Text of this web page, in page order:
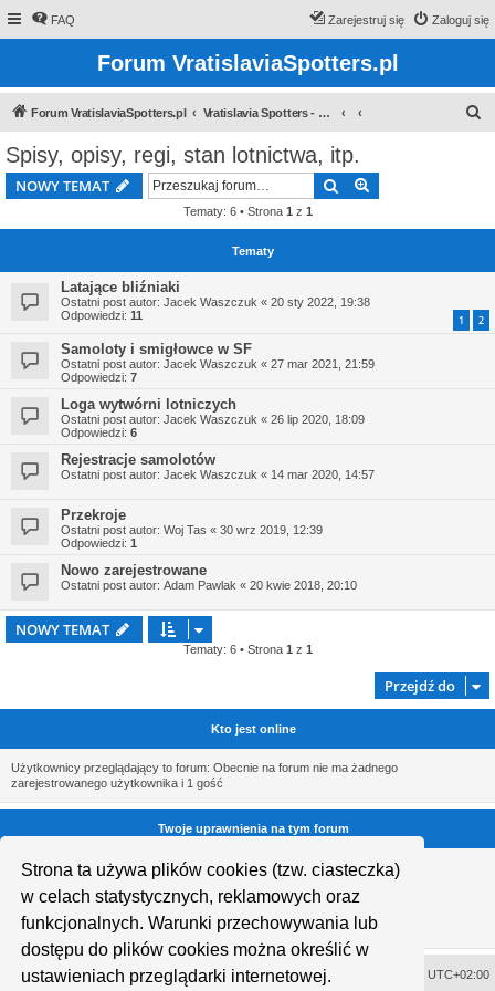
Strona ta używa plików cookies (tzw. ciasteczka)
w celach statystycznych, reklamowych oraz
funkcjonalnych. Warunki przechowywania lub
dostępu do plików cookies można określić w
ustawieniach przeglądarki internetowej.
FAQ Zaloguj się
Zarejestruj się
Forum VratislaviaSpotters.pl
Forum VratislaviaSpotters.pl Vratislavia Spotters - Wroclawska grupa spotterska
Spisy, opisy, regi, stan lotnictwa, itp.
NOWY TEMAT Szukaj
Tematy: 6 • Strona 1 z 1
Tematy
Latające bliźniaki
Ostatni post autor: Jacek Waszczuk « 20 sty 2022, 19:38
Odpowiedzi: 11 1 2
Samoloty i smigłowce w SF
Ostatni post autor: Jacek Waszczuk « 27 mar 2021, 21:59
Odpowiedzi: 7
Loga wytwórni lotniczych
Ostatni post autor: Jacek Waszczuk « 26 lip 2020, 18:09
Odpowiedzi: 6
Rejestracje samolotów
Ostatni post autor: Jacek Waszczuk « 14 mar 2020, 14:57
Przekroje
Ostatni post autor: Woj Tas « 30 wrz 2019, 12:39
Odpowiedzi: 1
Nowo zarejestrowane
Ostatni post autor: Adam Pawlak « 20 kwie 2018, 20:10
NOWY TEMAT
Tematy: 6 • Strona 1 z 1
Przejdź do
Kto jest online
Użytkownicy przeglądający to forum: Obecnie na forum nie ma żadnego
zarejestrowanego użytkownika i 1 gość
Twoje uprawnienia na tym forum
Nie możesztworzyć nowych tematów
odpowiadać w tematach
Nie możeszzmieniać swoich postów
Nie możesz
usuwać swoich postów
Nie możeszdodawać załączników
UTC+02:00
Usuń ciasteczka witryny